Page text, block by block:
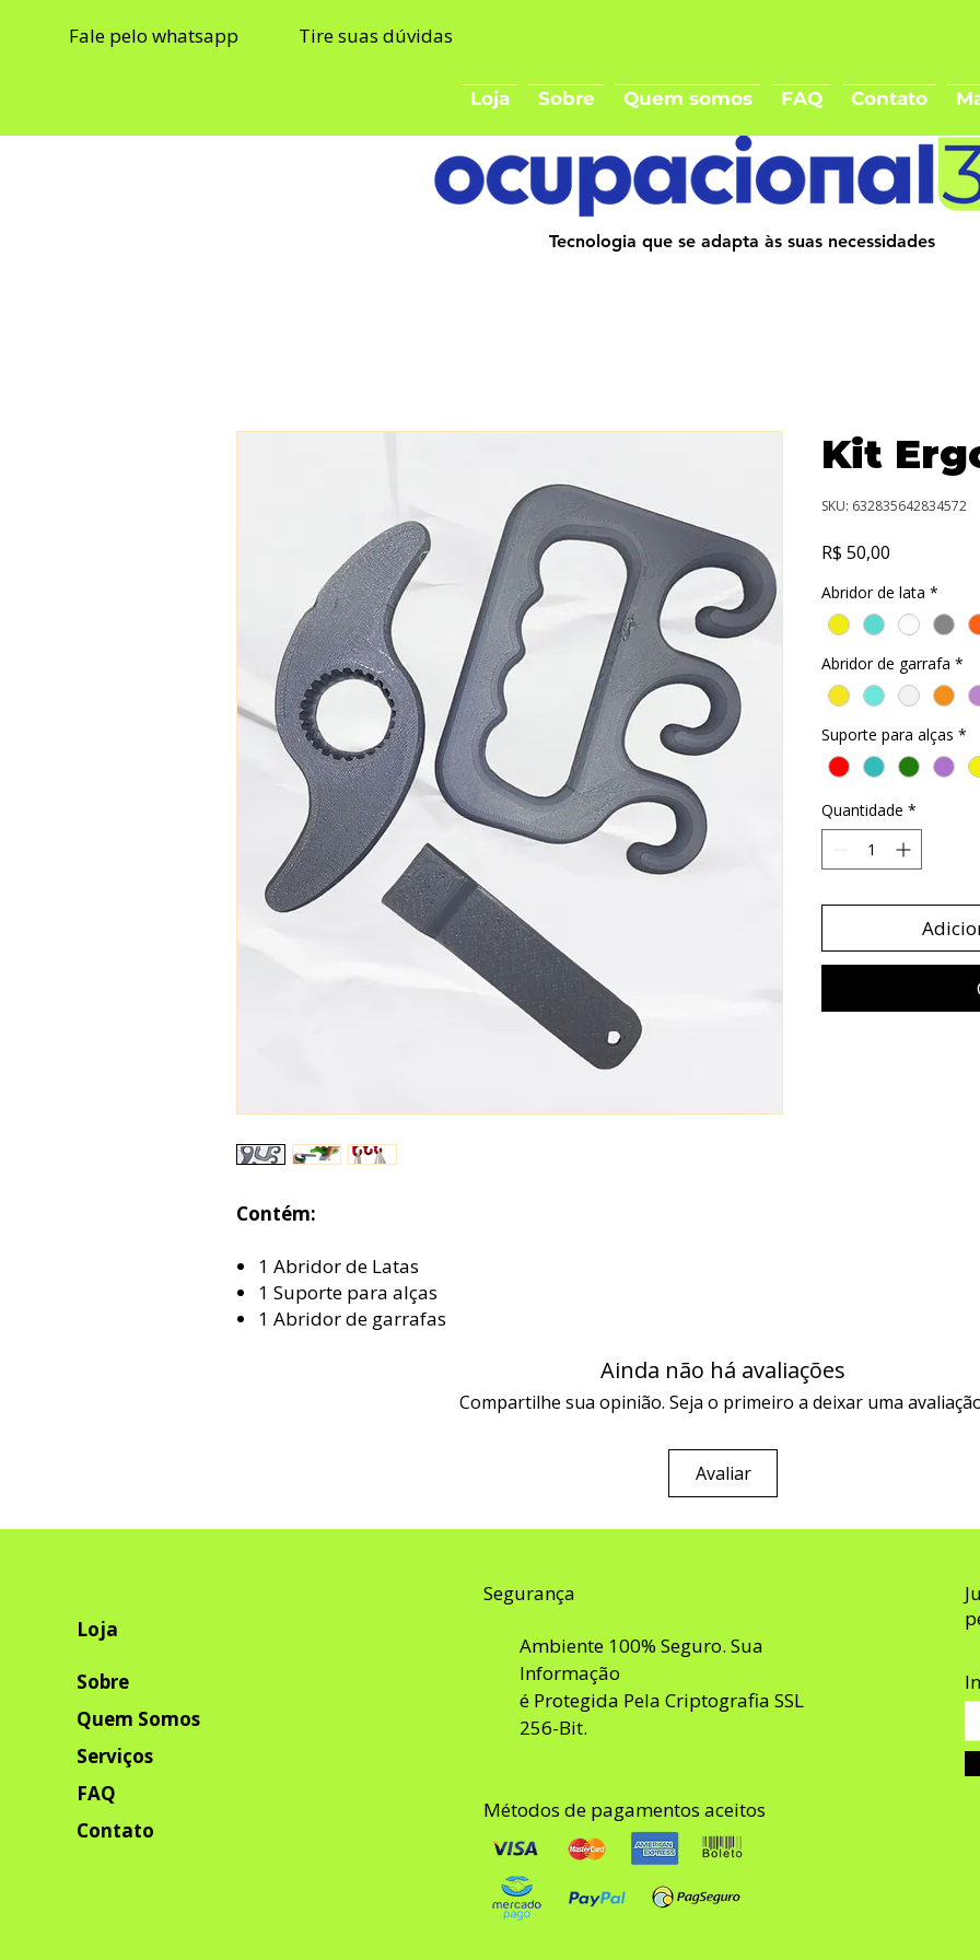
Fale pelo whatsapp Tire suas dúvidas
Loja Sobre Quem somos FAQ Contato
Tecnologia que se adapta às suas necessidades
Contém:
1 Abridor de Latas
1 Suporte para alças
1 Abridor de garrafas
Kit
SKU: 632835642834572
R$ 50,00
Abridor de lata *
Abridor de garrafa *
Suporte para alças *
Quantidade *
Ainda não há avaliações
Compartilhe sua opinião. Seja o primeiro a deixar uma
Avaliar
Loja
Sobre
Quem Somos
Serviços
FAQ
Contato
Segurança
Ambiente 100% Seguro. Sua
Informação
é Protegida Pela Criptografia SSL
256-Bit.
Métodos de pagamentos aceitos